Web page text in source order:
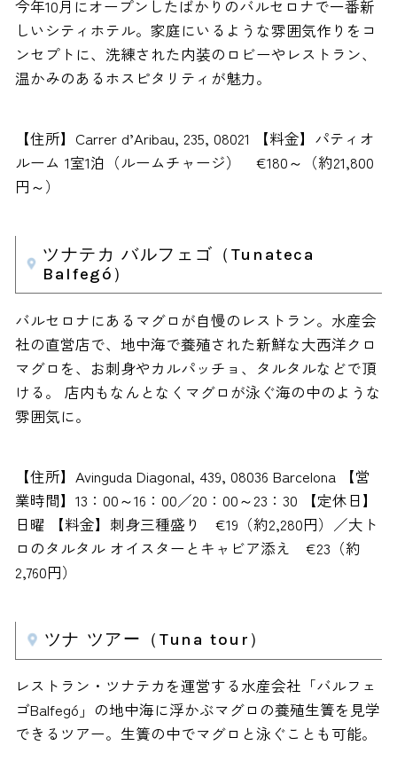
今年10月にオープンしたばかりのバルセロナで一番新
しいシティホテル。家庭にいるような雰囲気作りをコ
ンセプトに、洗練された内装のロビーやレストラン、
温かみのあるホスピタリティが魅力。
【住所】Carrer d’Aribau, 235, 08021 【料金】パティオ
ルーム 1室1泊（ルームチャージ） €180～（約21,800
円～）
ツナテカ バルフェゴ（Tunateca
Balfegó）
バルセロナにあるマグロが自慢のレストラン。水産会
社の直営店で、地中海で養殖された新鮮な大西洋クロ
マグロを、お刺身やカルパッチョ、タルタルなどで頂
ける。 店内もなんとなくマグロが泳ぐ海の中のような
雰囲気に。
【住所】Avinguda Diagonal, 439, 08036 Barcelona 【営
業時間】13：00～16：00／20：00～23：30 【定休日】
日曜 【料金】刺身三種盛り €19（約2,280円）／大ト
ロのタルタル オイスターとキャビア添え €23（約
2,760円）
ツナ ツアー（Tuna tour）
レストラン・ツナテカを運営する水産会社「バルフェ
ゴBalfegó」の地中海に浮かぶマグロの養殖生簀を見学
できるツアー。生簀の中でマグロと泳ぐことも可能。